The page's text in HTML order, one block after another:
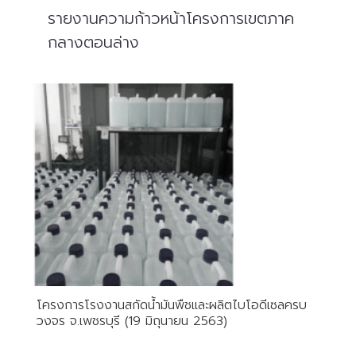
รายงานความก้าวหน้าโครงการเขตภาค
กลางตอนล่าง
โครงการโรงงานสกัดน้ำมันพืชและผลิตไบโอดีเซลครบ
วงจร​ จ.เพชรบุรี (19 มิถุนายน 2563)